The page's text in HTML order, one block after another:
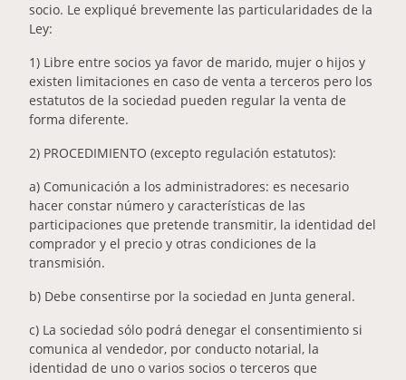
socio. Le expliqué brevemente las particularidades de la
Ley:
1) Libre entre socios ya favor de marido, mujer o hijos y
existen limitaciones en caso de venta a terceros pero los
estatutos de la sociedad pueden regular la venta de
forma diferente.
2) PROCEDIMIENTO (excepto regulación estatutos):
a) Comunicación a los administradores: es necesario
hacer constar número y características de las
participaciones que pretende transmitir, la identidad del
comprador y el precio y otras condiciones de la
transmisión.
b) Debe consentirse por la sociedad en Junta general.
c) La sociedad sólo podrá denegar el consentimiento si
comunica al vendedor, por conducto notarial, la
identidad de uno o varios socios o terceros que